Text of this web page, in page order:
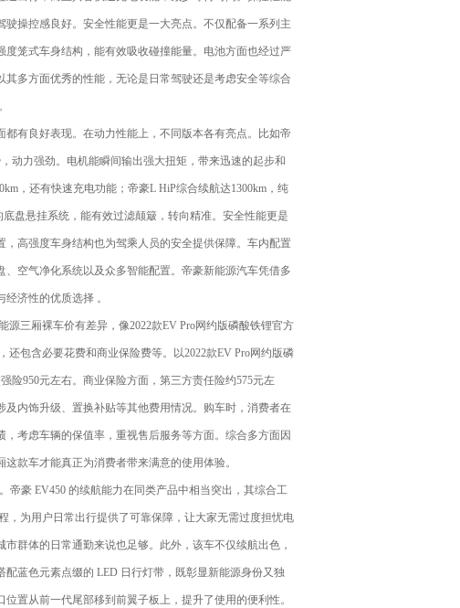
操控感良好。安全性能更是一大亮点。不仅配备一系列主
笼式车身结构，能有效吸收碰撞能量。电池方面也经过严
多方面优秀的性能，无论是日常驾驶还是考虑安全等综合
有良好表现。在动力性能上，不同版本各有亮点。比如帝
动力强劲。电机能瞬间输出强大扭矩，带来迅速的起步和
，还有快速充电功能；帝豪L HiP综合续航达1300km，纯
盘悬挂系统，能有效过滤颠簸，转向精准。安全性能更是
高强度车身结构也为驾乘人员的安全提供保障。车内配置
空气净化系统以及众多智能配置。帝豪新能源汽车凭借多
济性的优质选择 。
三厢裸车价有差异，像2022款EV Pro网约版磷酸铁锂官方
包含必要花费和商业保险费等。以2022款EV Pro网约版磷
险950元左右。商业保险方面，第三方责任险约575元左
内饰升级、置换补贴等其他费用情况。购车时，消费者在
考虑车辆的保值率，重视售后服务等方面。综合多方面因
款车才能真正为消费者带来满意的使用体验。
豪 EV450 的续航能力在同类产品中相当突出，其综合工
，为用户日常出行提供了可靠保障，让大家无需过度担忧电
群体的日常通勤来说也足够。此外，该车不仅续航出色，
蓝色元素点缀的 LED 日行灯带，既彰显新能源身份又独
置从前一代尾部移到前翼子板上，提升了使用的便利性。